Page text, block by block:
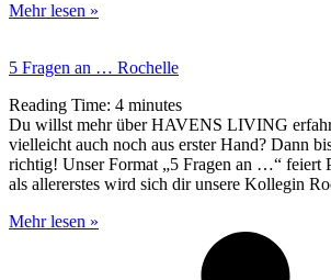
Mehr lesen »
5 Fragen an … Rochelle
Reading Time: 4 minutes
Du willst mehr über HAVENS LIVING
vielleicht auch noch aus erster Hand? Dann
richtig! Unser Format „5 Fragen an …“ feiert
als allererstes wird sich dir unsere Kollegin
Mehr lesen »